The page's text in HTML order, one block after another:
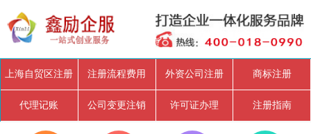
上海自贸区注册 注册流程费用 外资公司注册 商标注册
代理记账 公司变更注销 许可证办理 注册指南